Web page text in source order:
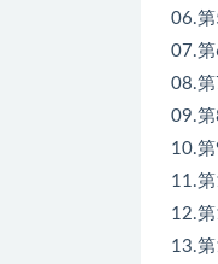
06.
07.第
08.
09.
10.
11.
12.
13.